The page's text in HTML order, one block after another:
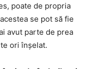
poate de propria
se pot să fie
avut parte de prea
ori înșelat.